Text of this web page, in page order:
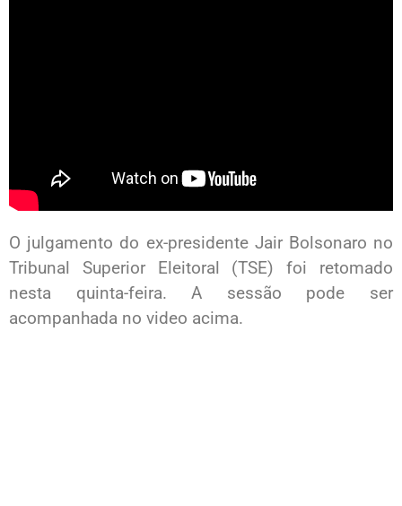
O julgamento do ex-presidente Jair Bolsonaro no
Tribunal Superior Eleitoral (TSE) foi retomado
nesta quinta-feira. A sessão pode ser
acompanhada no video acima.